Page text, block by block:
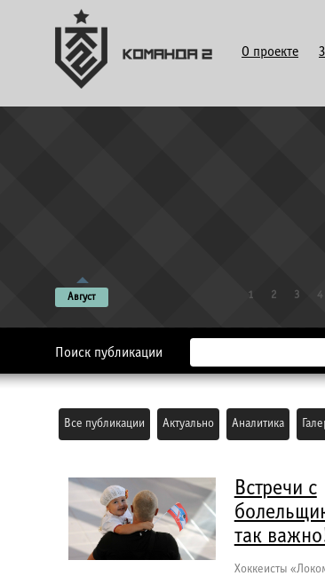
О проекте
Август 1 2 3 4
Поиск публикации
Все публикации Актуально Аналитика
Встречи с
так
Хоккеисты